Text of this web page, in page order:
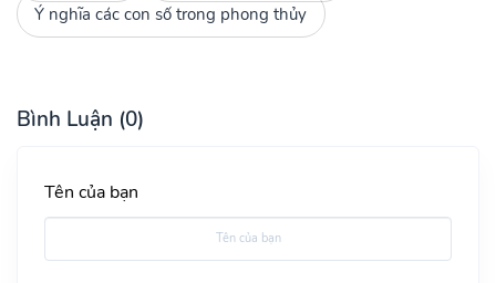
Ý nghĩa các con số trong phong thủy
Bình Luận (0)
Tên của bạn